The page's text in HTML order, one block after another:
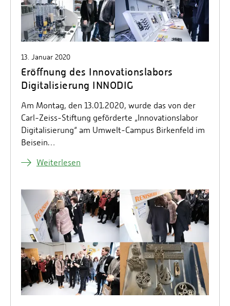
13. Januar 2020
Eröffnung des Innovationslabors
Digitalisierung INNODIG
Am Montag, den 13.01.2020, wurde das von der
Carl-Zeiss-Stiftung geförderte „Innovationslabor
Digitalisierung“ am Umwelt-Campus Birkenfeld im
Beisein…
Weiterlesen